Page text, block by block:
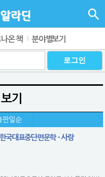
온 책 분야별보기
기
판일순
국대표중단편문학 - 사랑